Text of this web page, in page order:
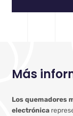
Más
Los quemadores
electrónica